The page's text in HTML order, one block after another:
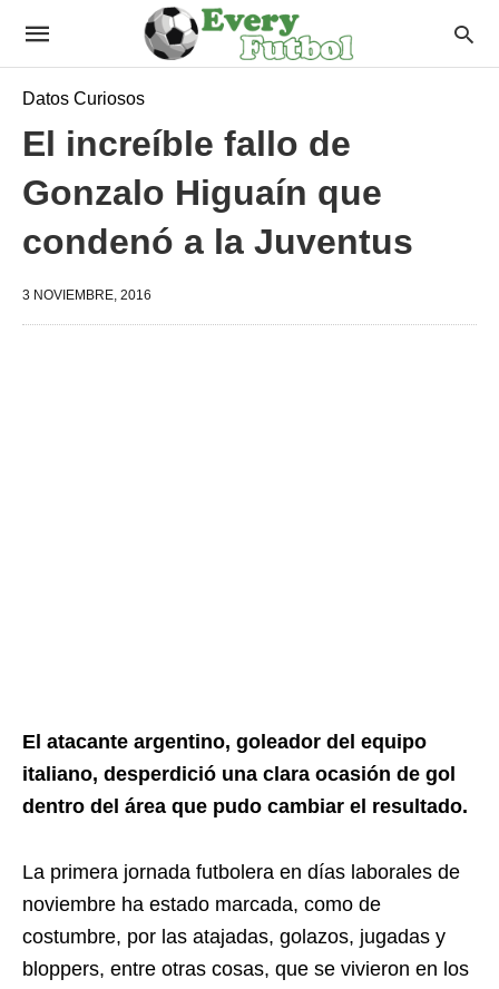
Datos Curiosos
El increíble fallo de
Gonzalo Higuaín que
condenó a la Juventus
3 NOVIEMBRE, 2016
El atacante argentino, goleador del equipo
italiano, desperdició una clara ocasión de gol
dentro del área que pudo cambiar el resultado.
La primera jornada futbolera en días laborales de
noviembre ha estado marcada, como de
costumbre, por las atajadas, golazos, jugadas y
bloppers, entre otras cosas, que se vivieron en los